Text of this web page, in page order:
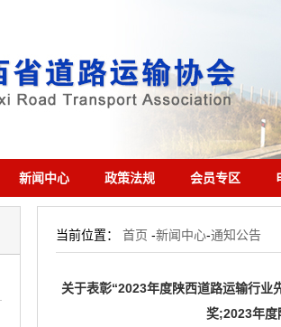
新闻中心 政策法规 会员专区
当前位置： 首页 -新闻中心-通知公告
关于表彰“2023年度陕西道路运输行
奖;2023年度